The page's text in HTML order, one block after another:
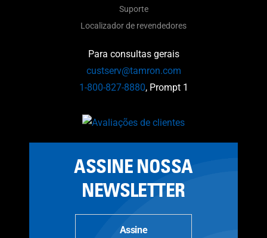
Suporte
Localizador de revendedores
Para consultas gerais
custserv@tamron.com
1-800-827-8880, Prompt 1
ASSINE NOSSA
NEWSLETTER
Assine